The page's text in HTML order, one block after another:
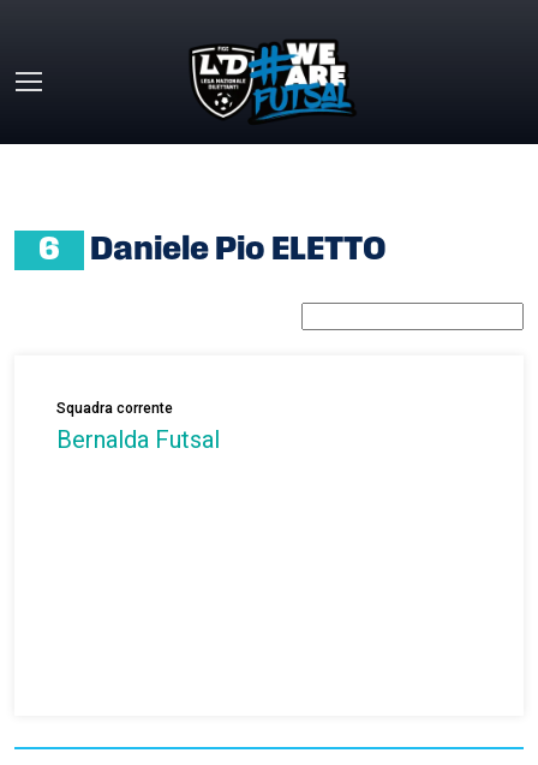
6 Daniele Pio ELETTO
Squadra corrente
Bernalda Futsal